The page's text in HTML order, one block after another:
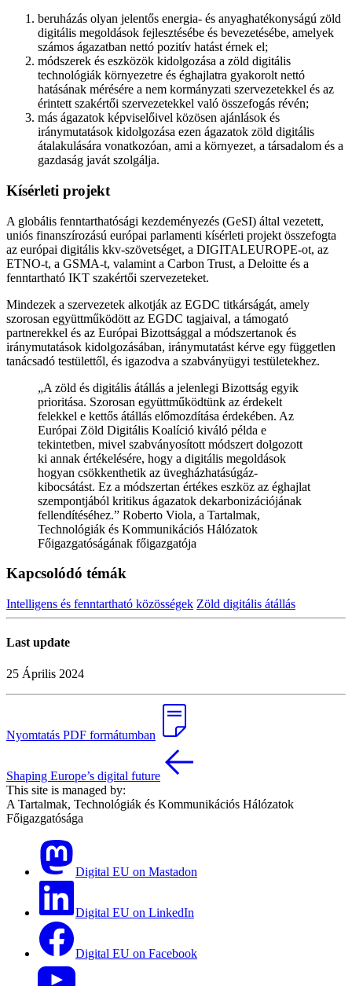
beruházás olyan jelentős energia- és anyaghatékonyságú zöld
digitális megoldások fejlesztésébe és bevezetésébe, amelyek
számos ágazatban nettó pozitív hatást érnek el;
módszerek és eszközök kidolgozása a zöld digitális
technológiák környezetre és éghajlatra gyakorolt nettó
hatásának mérésére a nem kormányzati szervezetekkel és az
érintett szakértői szervezetekkel való összefogás révén;
más ágazatok képviselőivel közösen ajánlások és
iránymutatások kidolgozása ezen ágazatok zöld digitális
átalakulására vonatkozóan, ami a környezet, a társadalom és a
gazdaság javát szolgálja.
Kísérleti projekt
A globális fenntarthatósági kezdeményezés (GeSI) által vezetett,
uniós finanszírozású európai parlamenti kísérleti projekt összefogta
az európai digitális kkv-szövetséget, a DIGITALEUROPE-ot, az
ETNO-t, a GSMA-t, valamint a Carbon Trust, a Deloitte és a
fenntartható IKT szakértői szervezeteket.
Mindezek a szervezetek alkotják az EGDC titkárságát, amely
szorosan együttműködött az EGDC tagjaival, a támogató
partnerekkel és az Európai Bizottsággal a módszertanok és
iránymutatások kidolgozásában, iránymutatást kérve egy független
tanácsadó testülettől, és igazodva a szabványügyi testületekhez.
„A zöld és digitális átállás a jelenlegi Bizottság egyik
prioritása. Szorosan együttműködtünk az érdekelt
felekkel e kettős átállás előmozdítása érdekében. Az
Európai Zöld Digitális Koalíció kiváló példa e
tekintetben, mivel szabványosított módszert dolgozott
ki annak értékelésére, hogy a digitális megoldások
hogyan csökkenthetik az üvegházhatásúgáz-
kibocsátást. Ez a módszertan értékes eszköz az éghajlat
szempontjából kritikus ágazatok dekarbonizációjának
fellendítéséhez.” Roberto Viola, a Tartalmak,
Technológiák és Kommunikációs Hálózatok
Főigazgatóságának főigazgatója
Kapcsolódó témák
Intelligens és fenntartható közösségek Zöld digitális átállás
Last update
25 Április 2024
Nyomtatás PDF formátumban
Shaping Europe’s digital future
This site is managed by:
A Tartalmak, Technológiák és Kommunikációs Hálózatok
Főigazgatósága
Digital EU on Mastadon
Digital EU on LinkedIn
Digital EU on Facebook